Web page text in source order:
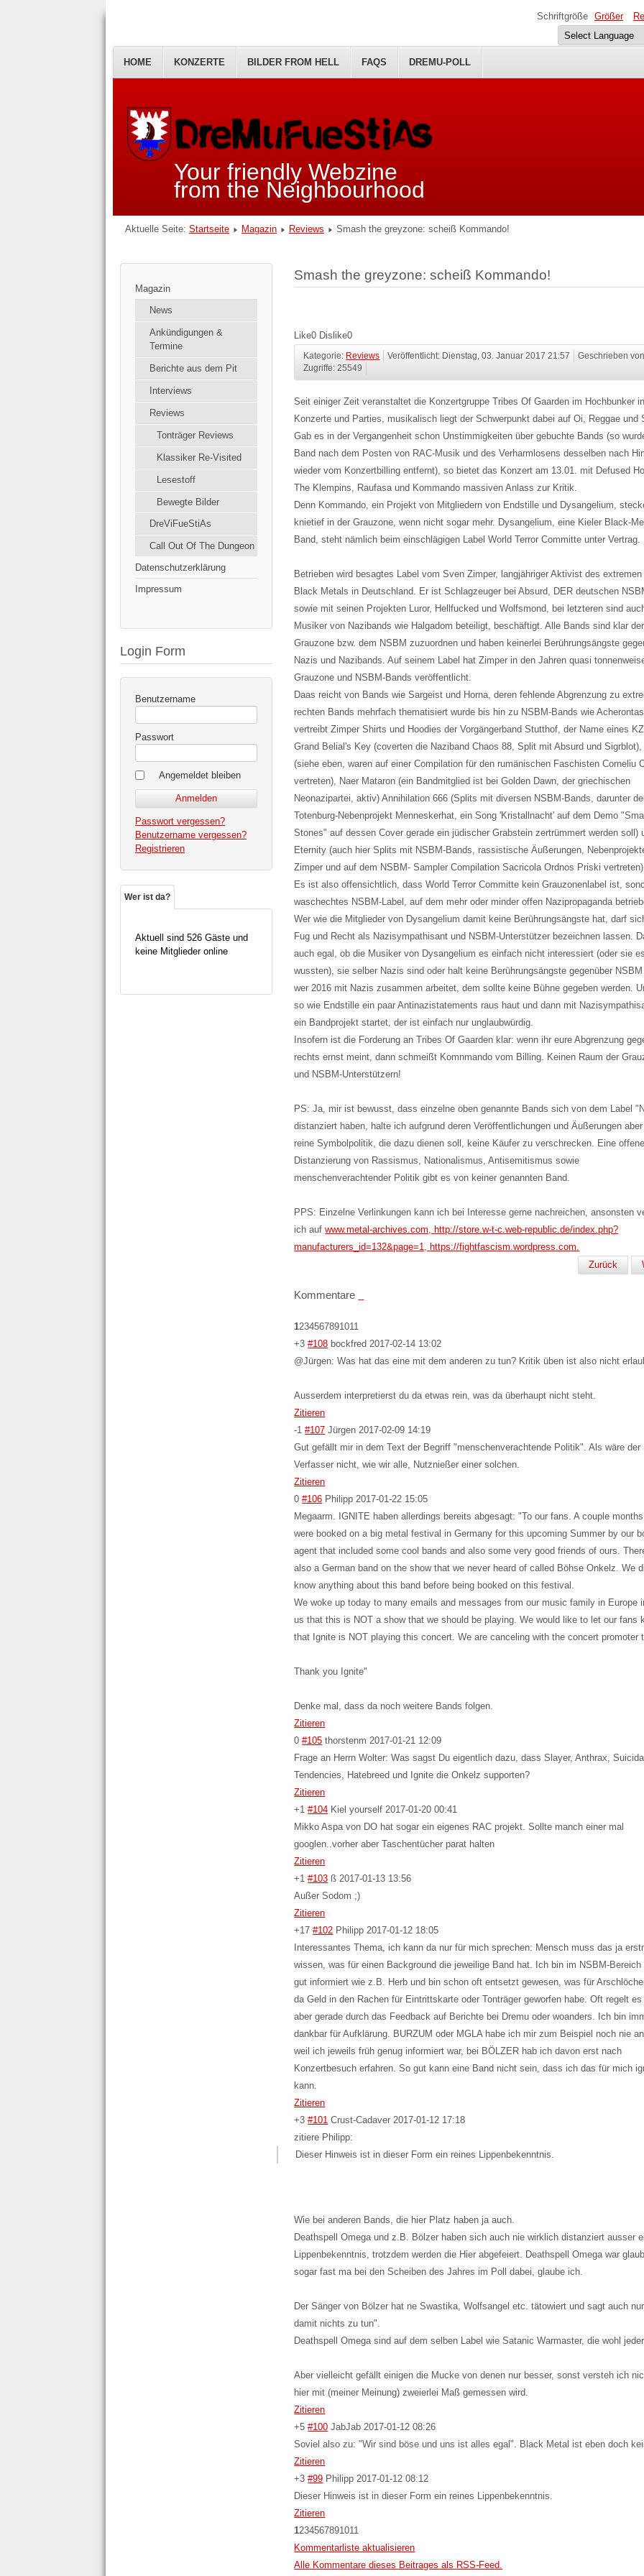
Your friendly Webzine
from the Neighbourhood
HOME KONZERTE BILDER FROM HELL FAQS DREMU-POLL
Schriftgröße Größer
Aktuelle Seite: Startseite Magazin Reviews Smash the greyzone: scheiß Kommando!
Magazin
News
Ankündigungen &
Termine
Berichte aus dem Pit
Interviews
Reviews
Tonträger Reviews
Klassiker Re-Visited
Lesestoff
Bewegte Bilder
DreViFueStiAs
Call Out Of The Dungeon
Datenschutzerklärung
Impressum
Login Form
Benutzername
Passwort
Angemeldet bleiben
Passwort vergessen?
Benutzername vergessen?
Registrieren
Wer ist da?
Aktuell sind 526 Gäste und
keine Mitglieder online
Smash the greyzone: scheiß Kommando!
Like0 Dislike0
Kategorie: Reviews Veröffentlicht: Dienstag, 03. Januar 2017 21:57
Geschrieben
Zugriffe: 25549
Seit einiger Zeit veranstaltet die Konzertgruppe Tribes Of Gaarden im Hochbunker
Konzerte und Parties, musikalisch liegt der Schwerpunkt dabei auf Oi, Reggae und
Gab es in der Vergangenheit schon Unstimmigkeiten über gebuchte Bands (so
Band nach dem Posten von RAC-Musik und des Verharmlosens desselben nach
wieder vom Konzertbilling entfernt), so bietet das Konzert am 13.01. mit Defused
The Klempins, Raufasa und Kommando massiven Anlass zur Kritik.
Denn Kommando, ein Projekt von Mitgliedern von Endstille und Dysangelium,
knietief in der Grauzone, wenn nicht sogar mehr. Dysangelium, eine Kieler Black-
Band, steht nämlich beim einschlägigen Label World Terror Committe unter Vertrag.
Betrieben wird besagtes Label vom Sven Zimper, langjähriger Aktivist des
Black Metals in Deutschland. Er ist Schlagzeuger bei Absurd, DER deutschen
sowie mit seinen Projekten Luror, Hellfucked und Wolfsmond, bei letzteren sind
Musiker von Nazibands wie Halgadom beteiligt, beschäftigt. Alle Bands sind klar der
Grauzone bzw. dem NSBM zuzuordnen und haben keinerlei Berührungsängste
Nazis und Nazibands. Auf seinem Label hat Zimper in den Jahren quasi
Grauzone und NSBM-Bands veröffentlicht.
Daas reicht von Bands wie Sargeist und Horna, deren fehlende Abgrenzung zu
rechten Bands mehrfach thematisiert wurde bis hin zu NSBM-Bands wie Acherontas
vertreibt Zimper Shirts und Hoodies der Vorgängerband Stutthof, der Name eines
Grand Belial's Key (coverten die Naziband Chaos 88, Split mit Absurd und
(siehe eben, waren auf einer Compilation für den rumänischen Faschisten Corneliu
vertreten), Naer Mataron (ein Bandmitglied ist bei Golden Dawn, der griechischen
Neonazipartei, aktiv) Annihilation 666 (Splits mit diversen NSBM-Bands, darunter
Totenburg-Nebenprojekt Menneskerhat, ein Song 'Kristallnacht' auf dem Demo
Stones" auf dessen Cover gerade ein jüdischer Grabstein zertrümmert werden soll)
Eternity (auch hier Splits mit NSBM-Bands, rassistische Äußerungen,
Zimper und auf dem NSBM- Sampler Compilation Sacricola Ordnos Priski vertreten).
Es ist also offensichtlich, dass World Terror Committe kein Grauzonenlabel ist,
waschechtes NSBM-Label, auf dem mehr oder minder offen Nazipropaganda
Wer wie die Mitglieder von Dysangelium damit keine Berührungsängste hat, darf
Fug und Recht als Nazisympathisant und NSBM-Unterstützer bezeichnen lassen.
auch egal, ob die Musiker von Dysangelium es einfach nicht interessiert (oder sie
wussten), sie selber Nazis sind oder halt keine Berührungsängste gegenüber NSBM
wer 2016 mit Nazis zusammen arbeitet, dem sollte keine Bühne gegeben werden.
so wie Endstille ein paar Antinazistatements raus haut und dann mit
ein Bandprojekt startet, der ist einfach nur unglaubwürdig.
Insofern ist die Forderung an Tribes Of Gaarden klar: wenn ihr eure Abgrenzung
rechts ernst meint, dann schmeißt Komnmando vom Billing. Keinen Raum der
und NSBM-Unterstützern!
PS: Ja, mir ist bewusst, dass einzelne oben genannte Bands sich von dem Label
distanziert haben, halte ich aufgrund deren Veröffentlichungen und Äußerungen
reine Symbolpolitik, die dazu dienen soll, keine Käufer zu verschrecken. Eine offene
Distanzierung von Rassismus, Nationalismus, Antisemitismus sowie
menschenverachtender Politik gibt es von keiner genannten Band.
PPS: Einzelne Verlinkungen kann ich bei Interesse gerne nachreichen, ansonsten
ich aufwww.metal-archives.com,
http://store.w-t-c.web-republic.de/index.php?
manufacturers_id=132&page=1,
https://fightfascism.wordpress.com.
Zurück
Kommentare
1234567891011
+3 #108 bockfred 2017-02-14 13:02
@Jürgen: Was hat das eine mit dem anderen zu tun? Kritik üben ist also nicht
Ausserdem interpretierst du da etwas rein, was da überhaupt nicht steht.
Zitieren
-1 #107 Jürgen 2017-02-09 14:19
Gut gefällt mir in dem Text der Begriff "menschenverachtende Politik". Als wäre der
Verfasser nicht, wie wir alle, Nutznießer einer solchen.
Zitieren
0 #106 Philipp 2017-01-22 15:05
Megaarm. IGNITE haben allerdings bereits abgesagt: "To our fans. A couple
were booked on a big metal festival in Germany for this upcoming Summer by our
agent that included some cool bands and also some very good friends of ours.
also a German band on the show that we never heard of called Böhse Onkelz. We
know anything about this band before being booked on this festival.
We woke up today to many emails and messages from our music family in Europe
us that this is NOT a show that we should be playing. We would like to let our fans
that Ignite is NOT playing this concert. We are canceling with the concert promoter
Thank you Ignite"
Denke mal, dass da noch weitere Bands folgen.
Zitieren
0 #105 thorstenm 2017-01-21 12:09
Frage an Herrn Wolter: Was sagst Du eigentlich dazu, dass Slayer, Anthrax, Suicidal
Tendencies, Hatebreed und Ignite die Onkelz supporten?
Zitieren
+1 #104 Kiel yourself 2017-01-20 00:41
Mikko Aspa von DO hat sogar ein eigenes RAC projekt. Sollte manch einer mal
googlen..vorher aber Taschentücher parat halten
Zitieren
+1 #103 ß 2017-01-13 13:56
Außer Sodom ;)
Zitieren
+17 #102 Philipp 2017-01-12 18:05
Interessantes Thema, ich kann da nur für mich sprechen: Mensch muss das ja
wissen, was für einen Background die jeweilige Band hat. Ich bin im NSBM-
gut informiert wie z.B. Herb und bin schon oft entsetzt gewesen, was für
da Geld in den Rachen für Eintrittskarte oder Tonträger geworfen habe. Oft regelt
aber gerade durch das Feedback auf Berichte bei Dremu oder woanders. Ich bin
dankbar für Aufklärung. BURZUM oder MGLA habe ich mir zum Beispiel noch nie
weil ich jeweils früh genug informiert war, bei BÖLZER hab ich davon erst nach
Konzertbesuch erfahren. So gut kann eine Band nicht sein, dass ich das für mich
kann.
Zitieren
+3 #101 Crust-Cadaver 2017-01-12 17:18
zitiere Philipp:
Dieser Hinweis ist in dieser Form ein reines Lippenbekenntnis.
Wie bei anderen Bands, die hier Platz haben ja auch.
Deathspell Omega und z.B. Bölzer haben sich auch nie wirklich distanziert ausser
Lippenbekenntnis, trotzdem werden die Hier abgefeiert. Deathspell Omega war
sogar fast ma bei den Scheiben des Jahres im Poll dabei, glaube ich.
Der Sänger von Bölzer hat ne Swastika, Wolfsangel etc. tätowiert und sagt auch
damit nichts zu tun".
Deathspell Omega sind auf dem selben Label wie Satanic Warmaster, die wohl
Aber vielleicht gefällt einigen die Mucke von denen nur besser, sonst versteh ich
hier mit (meiner Meinung) zweierlei Maß gemessen wird.
Zitieren
+5 #100 JabJab 2017-01-12 08:26
Soviel also zu: "Wir sind böse und uns ist alles egal". Black Metal ist eben doch
Zitieren
+3 #99 Philipp 2017-01-12 08:12
Dieser Hinweis ist in dieser Form ein reines Lippenbekenntnis.
Zitieren
1234567891011
Kommentarliste aktualisieren
Alle Kommentare dieses Beitrages als RSS-Feed.